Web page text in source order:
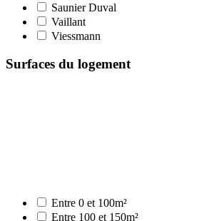
Saunier Duval
Vaillant
Viessmann
Surfaces du logement
Entre 0 et 100m²
Entre 100 et 150m²